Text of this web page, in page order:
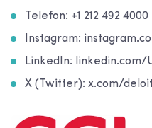
Telefon: +1 212 492 4000
Instagram:
LinkedIn:
X (Twitter): x.com/